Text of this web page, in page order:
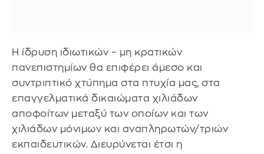
Η ίδρυση ιδιωτικών – μη κρατικών
πανεπιστημίων θα επιφέρει άμεσο και
συντριπτικό χτύπημα στα πτυχία μας, στα
επαγγελματικά δικαιώματα χιλιάδων
αποφοίτων μεταξύ των οποίων και των
χιλιάδων μόνιμων και αναπληρωτών/τριών
εκπαιδευτικών. Διευρύνεται έτσι η